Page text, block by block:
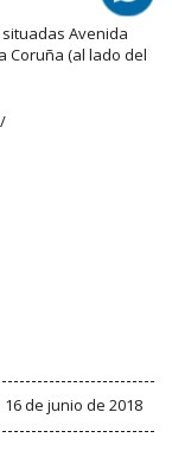
Avenida
Coruña (al lado del
de junio de 2018